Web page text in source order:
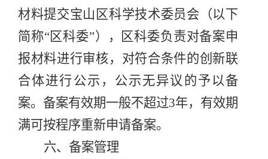
材料提交宝山区科学技术委员会（以下
简称“区科委”），区科委负责对备案申
报材料进行审核，对符合条件的创新联
合体进行公示，公示无异议的予以备
案。备案有效期一般不超过3年，有效期
满可按程序重新申请备案。
六、备案管理